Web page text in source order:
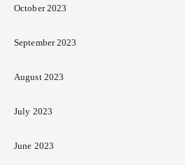
October 2023
September 2023
August 2023
July 2023
June 2023